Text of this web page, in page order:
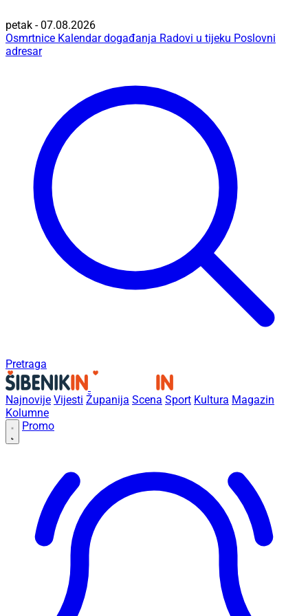
petak - 07.08.2026
Osmrtnice Kalendar događanja Radovi u tijeku Poslovni
adresar
Pretraga
Najnovije Vijesti Županija Scena Sport Kultura Magazin
Kolumne
Promo